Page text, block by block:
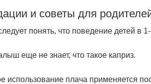
и советы для
понять, что поведение детей в
еще не знает, что такое каприз.
использование плача применяется